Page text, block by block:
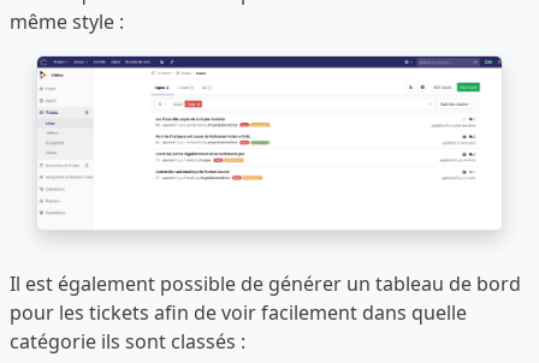
même style :
Il est également possible de générer un tableau de bord
pour les tickets afin de voir facilement dans quelle
catégorie ils sont classés :